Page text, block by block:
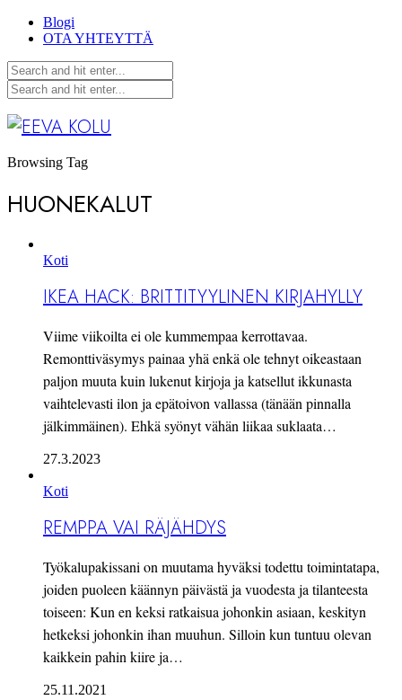
Blogi
OTA YHTEYTTÄ
Browsing Tag
HUONEKALUT
Koti
IKEA HACK: BRITTITYYLINEN KIRJAHYLLY
Viime viikoilta ei ole kummempaa kerrottavaa.
Remonttiväsymys painaa yhä enkä ole tehnyt oikeastaan
paljon muuta kuin lukenut kirjoja ja katsellut ikkunasta
vaihtelevasti ilon ja epätoivon vallassa (tänään pinnalla
jälkimmäinen). Ehkä syönyt vähän liikaa suklaata…
27.3.2023
Koti
REMPPA VAI RÄJÄHDYS
Työkalupakissani on muutama hyväksi todettu toimintatapa,
joiden puoleen käännyn päivästä ja vuodesta ja tilanteesta
toiseen: Kun en keksi ratkaisua johonkin asiaan, keskityn
hetkeksi johonkin ihan muuhun. Silloin kun tuntuu olevan
kaikkein pahin kiire ja…
25.11.2021